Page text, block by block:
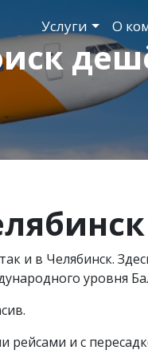
Услуги О
и в Челябинск.
уровня
и с